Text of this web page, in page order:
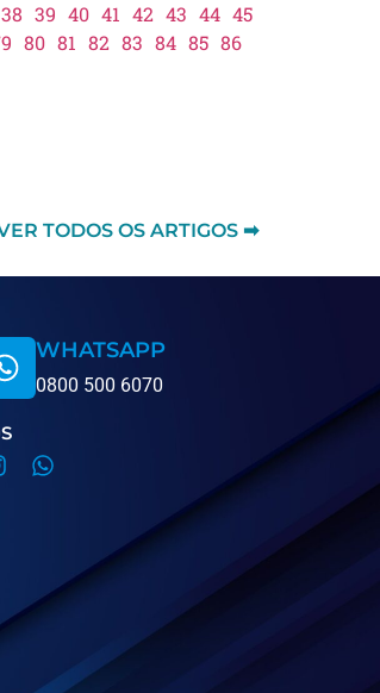
38 39 40 41 42 43 44 45
80 81 82 83 84 85 86
TODOS OS ARTIGOS ➡
WHATSAPP
0800 500 6070